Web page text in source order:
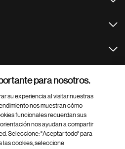
para nosotros.
su experiencia al visitar nuestras
nos muestran cómo
funcionales recuerdan sus
nos ayudan a compartir
Seleccione: "Aceptar todo" para
las cookies, seleccione